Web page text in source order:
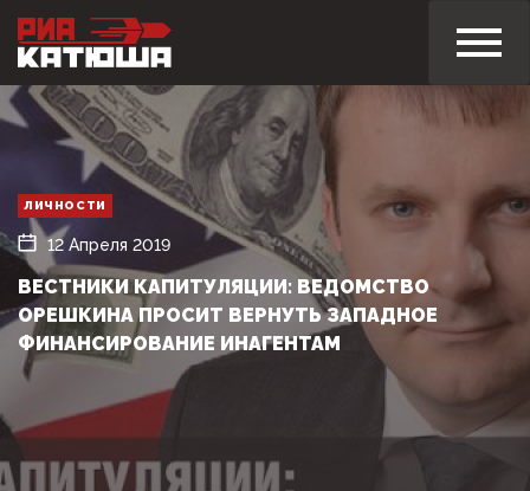
ЛИЧНОСТИ
12 Апреля 2019
ВЕСТНИКИ КАПИТУЛЯЦИИ: ВЕДОМСТВО
ОРЕШКИНА ПРОСИТ ВЕРНУТЬ ЗАПАДНОЕ
ФИНАНСИРОВАНИЕ ИНАГЕНТАМ